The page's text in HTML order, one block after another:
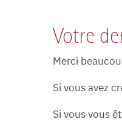
Votre
Merci
Si vous avez
Si vous vous